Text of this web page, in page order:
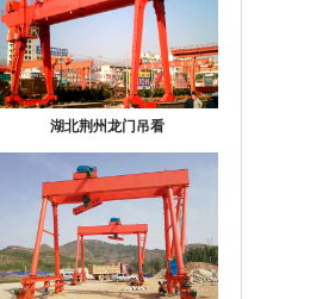
湖北荆州龙门吊看